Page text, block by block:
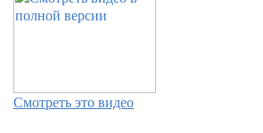
Смотреть это видео